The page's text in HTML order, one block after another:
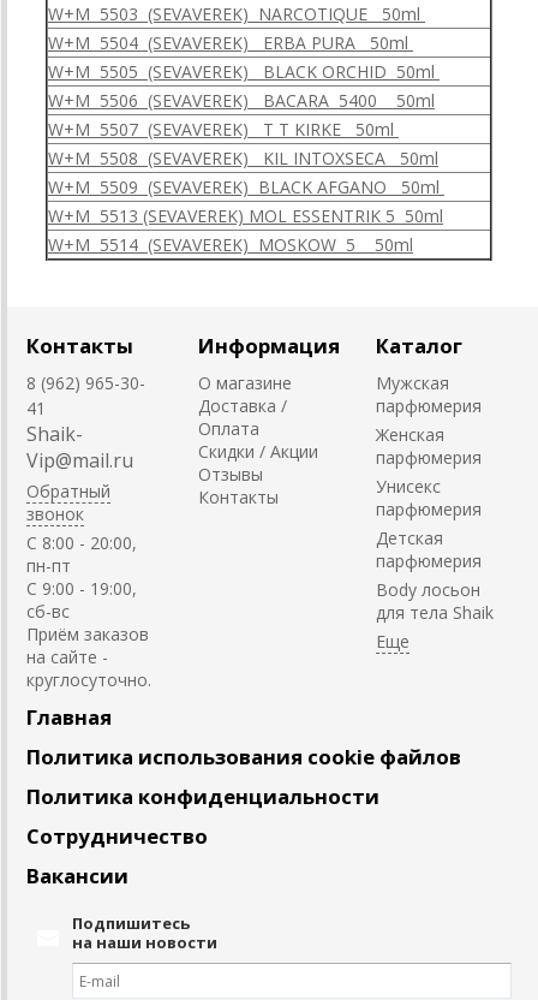
W+M 5503 (SEVAVEREK) NARCOTIQUE 50ml
W+M 5504 (SEVAVEREK) ERBA PURA 50ml
W+M 5505 (SEVAVEREK) BLACK ORCHID 50ml
W+M 5506 (SEVAVEREK) BACARA 5400 50ml
W+M 5507 (SEVAVEREK) T T KIRKE 50ml
W+M 5508 (SEVAVEREK) KIL INTOXSECA 50ml
W+M 5509 (SEVAVEREK) BLACK AFGANO 50ml
W+M 5513 (SEVAVEREK) MOL ESSENTRIK 5 50ml
W+M 5514 (SEVAVEREK) MOSKOW 5 50ml
Контакты
8 (962) 965-30-
41
Shaik-
Vip@mail.ru
Обратный
звонок
C 8:00 - 20:00,
пн-пт
С 9:00 - 19:00,
сб-вс
Приём заказов
на сайте -
круглосуточно.
Информация
О магазине
Доставка /
Оплата
Скидки / Акции
Отзывы
Контакты
Каталог
Мужская
парфюмерия
Женская
парфюмерия
Унисекс
парфюмерия
Детская
парфюмерия
Body лосьон
для тела Shaik
Главная
Политика использования cookie файлов
Политика конфиденциальности
Сотрудничество
Вакансии
Подпишитесь
на наши новости